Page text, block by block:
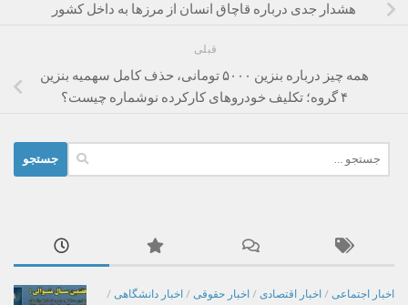
هشدار جدی درباره قاچاق انسان از مرزها به داخل کشور
قبلی
همه چیز درباره بنزین ۵۰۰۰ تومانی، حذف کامل سهمیه بنزین
۴ گروه؛ تکلیف خودروهای کارکرده نوشماره چیست؟
برای:
اخبار اجتماعی / اخبار اقتصادی / اخبار حقوقی / اخبار دانشگاهی /